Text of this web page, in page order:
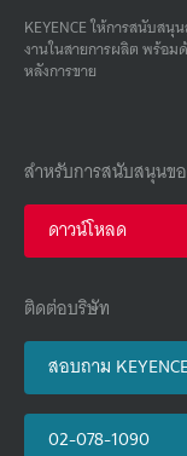
KEYENCE ให้การสนับส
งานในสายการผลิต พร้อม
หลังการขาย
สำหรับการสนับสนุนข
ดาวน์โหลด
ติดต่อบริษัท
สอบถาม
02-078-1090